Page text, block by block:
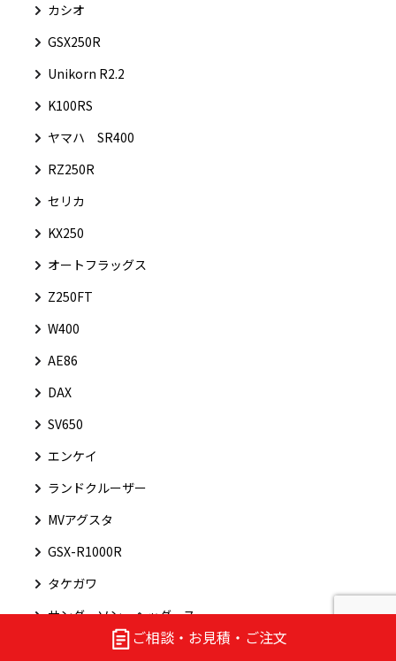
ご相談・お見積・ご注文
カシオ
GSX250R
Unikorn R2.2
K100RS
ヤマハ SR400
RZ250R
セリカ
KX250
オートフラッグス
Z250FT
W400
AE86
DAX
SV650
エンケイ
ランドクルーザー
MVアグスタ
GSX-R1000R
タケガワ
サンダーソン・ヘッダース